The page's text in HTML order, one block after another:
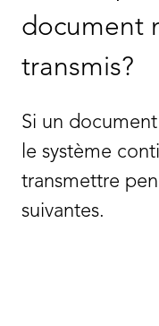
document
transmis?
Si un
le système
transmettre
suivantes.